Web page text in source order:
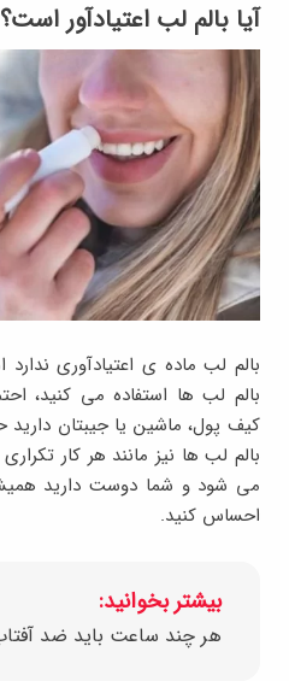
آیا بالم لب اعتیادآور است؟
بالم لب ماده ی اعتیادآوری ندارد
بالم لب ها استفاده می کنید،
کیف پول، ماشین یا جیبتان
بالم لب ها نیز مانند هر کار
می شود و شما دوست دارید
احساس کنید.
بیشتر بخوانید:
هر چند ساعت باید ضد